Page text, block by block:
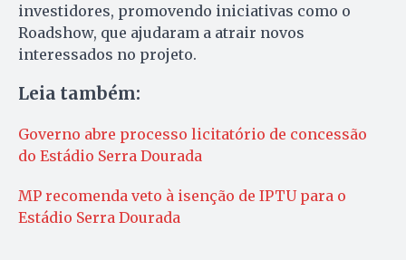
investidores, promovendo iniciativas como o
Roadshow, que ajudaram a atrair novos
interessados no projeto.
Leia também:
Governo abre processo licitatório de concessão
do Estádio Serra Dourada
MP recomenda veto à isenção de IPTU para o
Estádio Serra Dourada